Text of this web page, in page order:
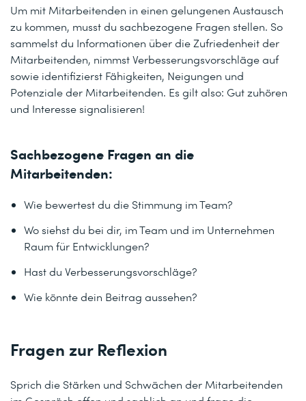
Um mit Mitarbeitenden in einen gelungenen Austausch
zu kommen, musst du sachbezogene Fragen stellen. So
sammelst du Informationen über die Zufriedenheit der
Mitarbeitenden, nimmst Verbesserungsvorschläge auf
sowie identifizierst Fähigkeiten, Neigungen und
Potenziale der Mitarbeitenden. Es gilt also: Gut zuhören
und Interesse signalisieren!
Sachbezogene Fragen an die
Mitarbeitenden:
Wie bewertest du die Stimmung im Team?
Wo siehst du bei dir, im Team und im Unternehmen
Raum für Entwicklungen?
Hast du Verbesserungsvorschläge?
Wie könnte dein Beitrag aussehen?
Fragen zur Reflexion
Sprich die Stärken und Schwächen der Mitarbeitenden